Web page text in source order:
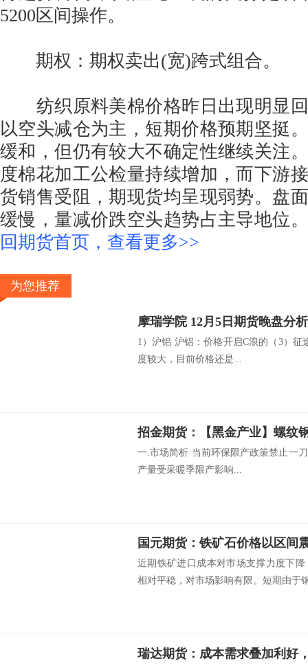
5200区间操作。
期权：期权卖出(宽)跨式组合。
纺织原料美棉价格昨日出现明显回
以空头减仓为主，短期价格预期坚挺
缓和，但仍有较大不确定性继续关注
度棉花加工公检量持续增加，而下游
货销售受阻，期现货均呈现弱势。盘
缓慢，量减价跌空头趋势占主导地位
回期货首页，查看更多>>
为您推荐
摩瑞学院 12月5日期货晚盘分析
1）沪铝 沪铝：价格开启C浪的（3）征
度较大，目前价格还是...
一.市场简析 当前环保限产政策禁止一
产量受采暖季限产影响...
国元期货：铁矿石价格以区间
近期铁矿进口成本对市场支撑力度下
相对平稳，对市场影响有限。短期由于
瑞达期货：成本需求叠加利好